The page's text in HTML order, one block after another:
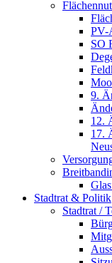
PV-
SO
9.
12.
17.
Stadtrat & Politik
Stadtrat /